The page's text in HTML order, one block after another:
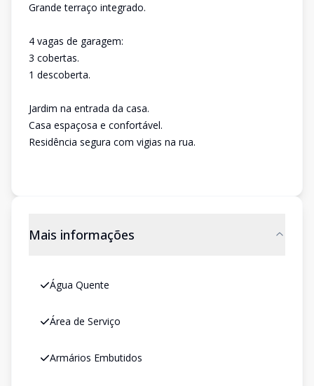
Grande terraço integrado.
4 vagas de garagem:
3 cobertas.
1 descoberta.
Jardim na entrada da casa.
Casa espaçosa e confortável.
Residência segura com vigias na rua.
Mais informações
Água Quente
Área de Serviço
Armários Embutidos